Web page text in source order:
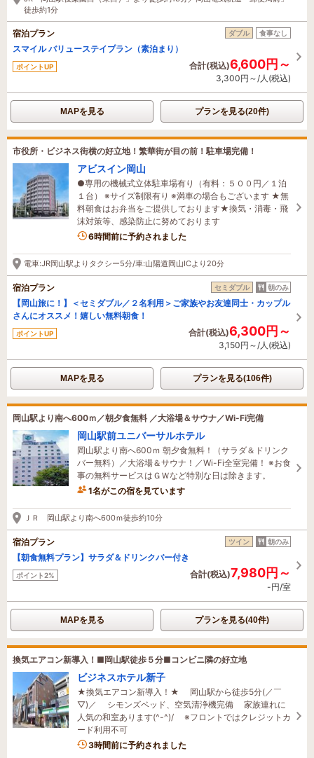
徒歩約1分
宿泊プラン ダブル 食事なし
スマイル バリューステイプラン（素泊まり）
ポイントUP 合計(税込)6,600円～
3,300円～/人(税込)
MAPを見る プランを見る(20件)
市役所・ビジネス街横の好立地！繁華街が目の前！駐車場完備！
アビスイン岡山
●専用の機械式立体駐車場有り（有料：５００円／１泊
１台） ※サイズ制限有り ※満車の場合もございます ★無
料朝食はお弁当をご提供しております★換気・消毒・飛
沫対策等、感染防止に努めております
6時間前に予約されました
電車:JR岡山駅よりタクシー5分/車:山陽道岡山ICより20分
宿泊プラン セミダブル 朝のみ
【岡山旅に！】＜セミダブル／２名利用＞ご家族やお友達同士・カップル
さんにオススメ！嬉しい無料朝食！
ポイントUP 合計(税込)6,300円～
3,150円～/人(税込)
MAPを見る プランを見る(106件)
岡山駅より南へ600ｍ／朝夕食無料 ／大浴場＆サウナ／Wi-Fi完備
岡山駅前ユニバーサルホテル
岡山駅より南へ600ｍ 朝夕食無料！（サラダ＆ドリンク
バー無料）／大浴場＆サウナ！／Wi-Fi全室完備！ ※お食
事の無料サービスはＧＷなど特別な日は除きます。
1名がこの宿を見ています
4時間前に予約されました
ＪＲ 岡山駅より南へ600ｍ徒歩約10分
宿泊プラン ツイン 朝のみ
【朝食無料プラン】サラダ＆ドリンクバー付き
ポイント2% 合計(税込)7,980円～
-円/室
MAPを見る プランを見る(40件)
換気エアコン新導入！■岡山駅徒歩５分■コンビニ隣の好立地
ビジネスホテル新子
★換気エアコン新導入！★ 岡山駅から徒歩5分(／￣
▽)／ シモンズベッド、空気清浄機完備 家族連れに
人気の和室あります(^-^)/ ※フロントではクレジットカ
ード利用不可
3時間前に予約されました